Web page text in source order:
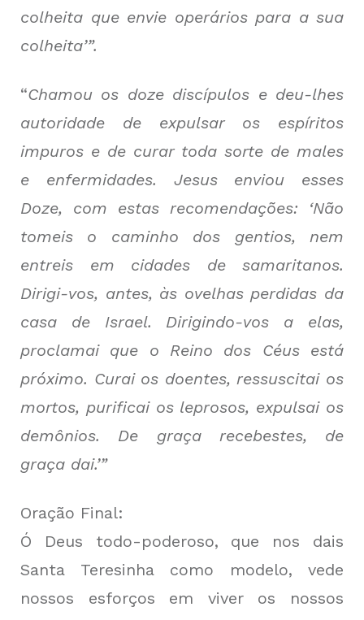
colheita que envie operários para a sua
colheita’”.
“Chamou os doze discípulos e deu-lhes
autoridade de expulsar os espíritos
impuros e de curar toda sorte de males
e enfermidades. Jesus enviou esses
Doze, com estas recomendações: ‘Não
tomeis o caminho dos gentios, nem
entreis em cidades de samaritanos.
Dirigi-vos, antes, às ovelhas perdidas da
casa de Israel. Dirigindo-vos a elas,
proclamai que o Reino dos Céus está
próximo. Curai os doentes, ressuscitai os
mortos, purificai os leprosos, expulsai os
demônios. De graça recebestes, de
graça dai.’”
Oração Final:
Ó Deus todo-poderoso, que nos dais
Santa Teresinha como modelo, vede
nossos esforços em viver os nossos